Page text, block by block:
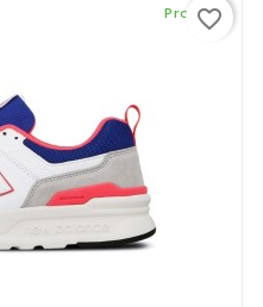
Promo !
favorite_border